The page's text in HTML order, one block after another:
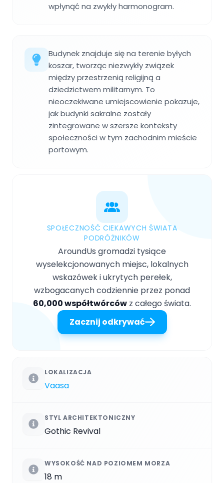
wpłynąć na zwykły harmonogram.
Budynek znajduje się na terenie byłych
koszar, tworząc niezwykły związek
między przestrzenią religijną a
dziedzictwem militarnym. To
nieoczekiwane umiejscowienie pokazuje,
jak budynki sakralne zostały
zintegrowane w szersze konteksty
społeczności w tym zachodnim mieście
portowym.
SPOŁECZNOŚĆ CIEKAWYCH ŚWIATA
PODRÓŻNIKÓW
AroundUs gromadzi tysiące
wyselekcjonowanych miejsc, lokalnych
wskazówek i ukrytych perełek,
wzbogacanych codziennie przez ponad
60,000 współtwórców z całego świata.
Zacznij odkrywać
LOKALIZACJA
Vaasa
STYL ARCHITEKTONICZNY
Gothic Revival
WYSOKOŚĆ NAD POZIOMEM MORZA
18 m